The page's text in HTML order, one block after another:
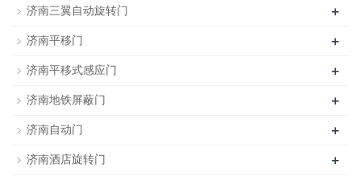
济南三翼自动旋转门 +
济南平移门 +
济南平移式感应门 +
济南地铁屏蔽门 +
济南自动门 +
济南酒店旋转门 +